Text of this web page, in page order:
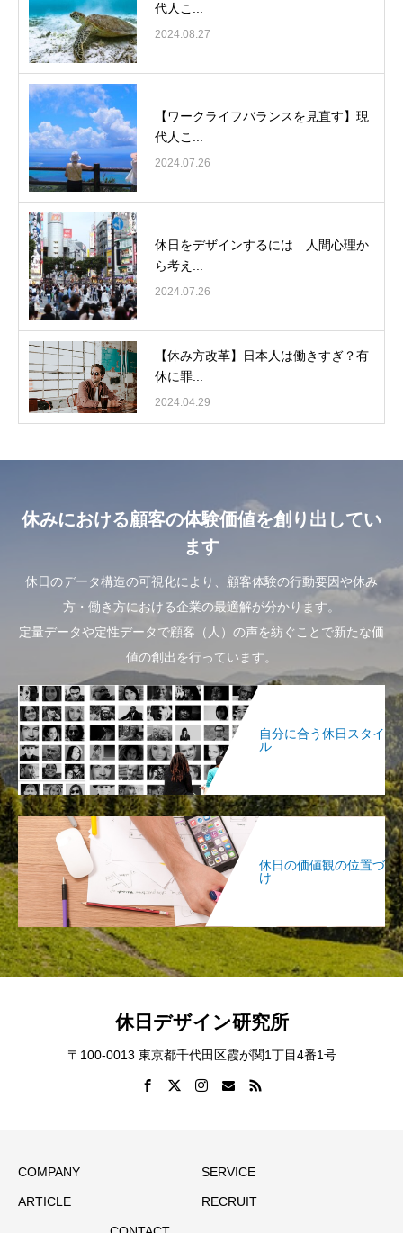
代人こ...
2024.08.27
【ワークライフバランスを見直す】現
代人こ...
2024.07.26
休日をデザインするには 人間心理か
ら考え...
2024.07.26
【休み方改革】日本人は働きすぎ？有
休に罪...
2024.04.29
休みにおける顧客の体験価値を創り出してい
ます
休日のデータ構造の可視化により、顧客体験の行動要因や休み
方・働き方における企業の最適解が分かります。
定量データや定性データで顧客（人）の声を紡ぐことで新たな価
値の創出を行っています。
自分に合う休日スタイ
ル
休日の価値観の位置づ
け
休日デザイン研究所
〒100-0013 東京都千代田区霞が関1丁目4番1号
COMPANY SERVICE
ARTICLE RECRUIT